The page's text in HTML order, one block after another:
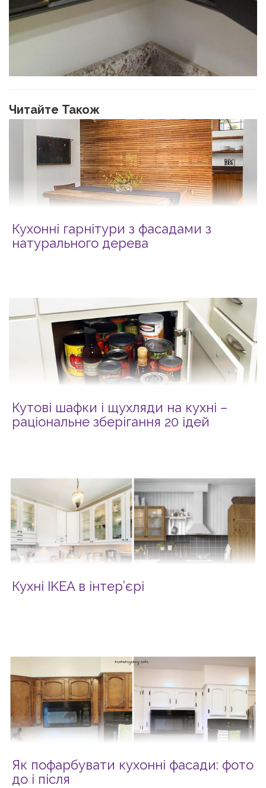
Читайте Також
Кухонні гарнітури з фасадами з
натурального дерева
Кутові шафки і щухляди на кухні –
раціональне зберігання 20 ідей
Кухні IKEA в інтер’єрі
Як пофарбувати кухонні фасади: фото
до і після